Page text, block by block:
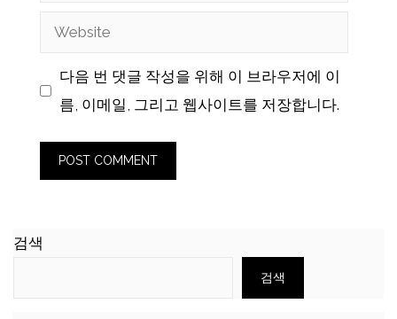
Website
다음 번 댓글 작성을 위해 이 브라우저에 이
름, 이메일, 그리고 웹사이트를 저장합니다.
검색
검색